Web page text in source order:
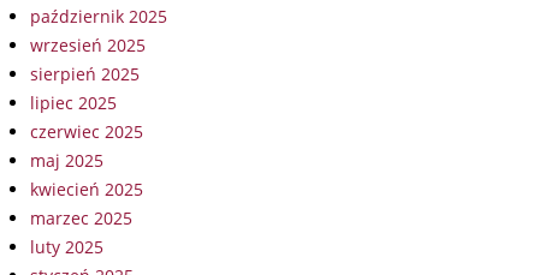
październik 2025
wrzesień 2025
sierpień 2025
lipiec 2025
czerwiec 2025
maj 2025
kwiecień 2025
marzec 2025
luty 2025